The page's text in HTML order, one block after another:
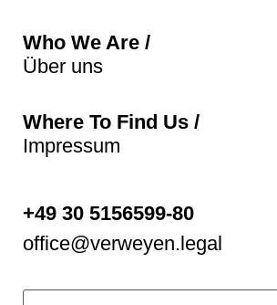
Who We Are /
Über uns
Where To Find Us /
Impressum
+49 30 5156599-80
office@verweyen.legal